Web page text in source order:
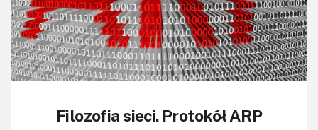
Filozofia sieci. Protokół ARP